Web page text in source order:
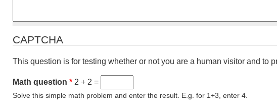
CAPTCHA
This question is for testing whether or not you are a human visitor and to
Math question * 2 + 2 =
Solve this simple math problem and enter the result. E.g. for 1+3, enter 4.